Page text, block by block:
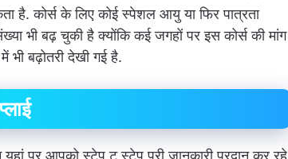
है. कोर्स के लिए कोई स्पेशल आयु या फिर पात्रता
भी बढ़ चुकी है क्योंकि कई जगहों पर इस कोर्स की मांग
भी बढ़ोतरी देखी गई है.
पर आपको स्टेप टू स्टेप पूरी जानकारी प्रदान कर रहे